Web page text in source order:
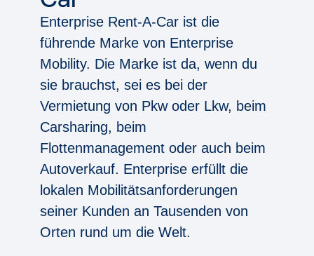
Enterprise Rent-A-Car ist die
führende Marke von Enterprise
Mobility. Die Marke ist da, wenn du
sie brauchst, sei es bei der
Vermietung von Pkw oder Lkw, beim
Carsharing, beim
Flottenmanagement oder auch beim
Autoverkauf. Enterprise erfüllt die
lokalen Mobilitätsanforderungen
seiner Kunden an Tausenden von
Orten rund um die Welt.